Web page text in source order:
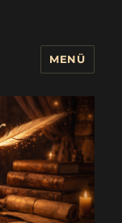
MENÜ